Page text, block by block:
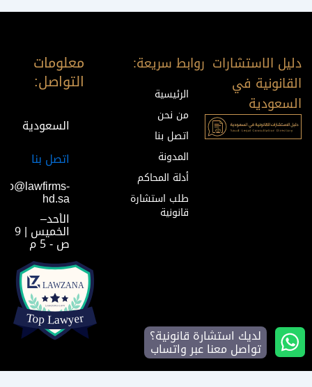
دليل الاستشارات
القانونية في
السعودية
روابط سريعة:
الرئيسية
من نحن
اتصل بنا
المدونة
أدلة المحاكم
طلب استشارة
قانونية
معلومات
التواصل:
السعودية
اتصل بنا
hd.sa
الأحد–
الخميس | 9
ص - 5 م
لديك استشارة قانونية؟
تواصل معنا عبر واتساب